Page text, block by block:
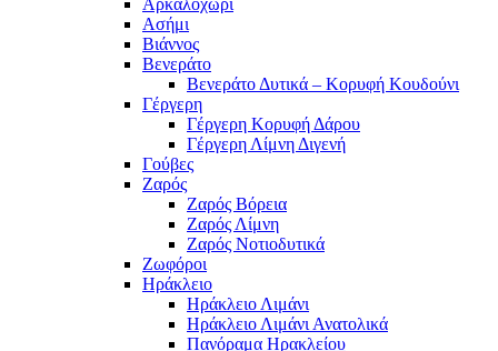
Αρκαλοχώρι
Ασήμι
Βιάννος
Βενεράτο
Βενεράτο Δυτικά – Κορυφή Κουδούνι
Γέργερη
Γέργερη Κορυφή Δάρου
Γέργερη Λίμνη Διγενή
Γούβες
Ζαρός
Ζαρός Βόρεια
Ζαρός Λίμνη
Ζαρός Νοτιοδυτικά
Ζωφόροι
Ηράκλειο
Ηράκλειο Λιμάνι
Ηράκλειο Λιμάνι Ανατολικά
Πανόραμα Ηρακλείου